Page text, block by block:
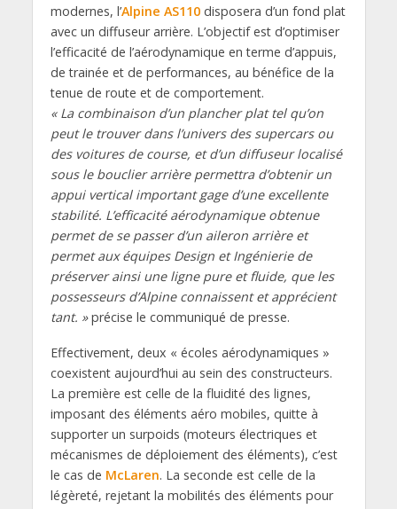
modernes, l’Alpine AS110disposera d’un fond plat
avec un diffuseur arrière. L’objectif est d’optimiser
l’efficacité de l’aérodynamique en terme d’appuis,
de trainée et de performances, au bénéfice de la
tenue de route et de comportement.
« La combinaison d’un plancher plat tel qu’on
peut le trouver dans l’univers des supercars ou
des voitures de course, et d’un diffuseur localisé
sous le bouclier arrière permettra d’obtenir un
appui vertical important gage d’une excellente
stabilité. L’efficacité aérodynamique obtenue
permet de se passer d’un aileron arrière et
permet aux équipes Design et Ingénierie de
préserver ainsi une ligne pure et fluide, que les
possesseurs d’Alpine connaissent et apprécient
tant. »précise le communiqué de presse.
Effectivement, deux « écoles aérodynamiques »
coexistent aujourd’hui au sein des constructeurs.
La première est celle de la fluidité des lignes,
imposant des éléments aéro mobiles, quitte à
supporter un surpoids (moteurs électriques et
mécanismes de déploiement des éléments), c’est
le cas de McLaren. La seconde est celle de la
légèreté, rejetant la mobilités des éléments pour